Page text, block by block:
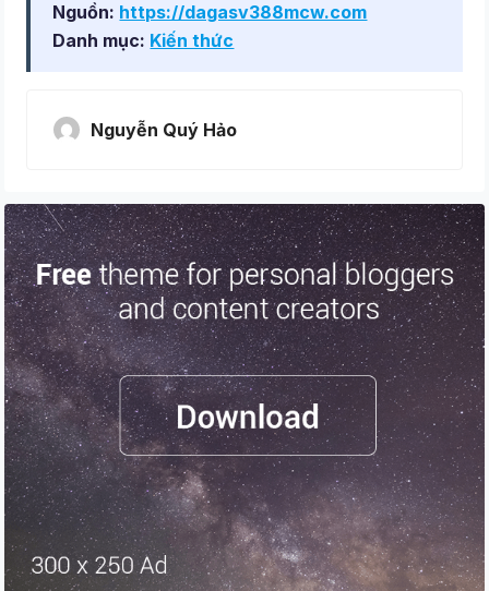
Nguồn: https://dagasv388mcw.com
Danh mục: Kiến thức
Nguyễn Quý Hảo